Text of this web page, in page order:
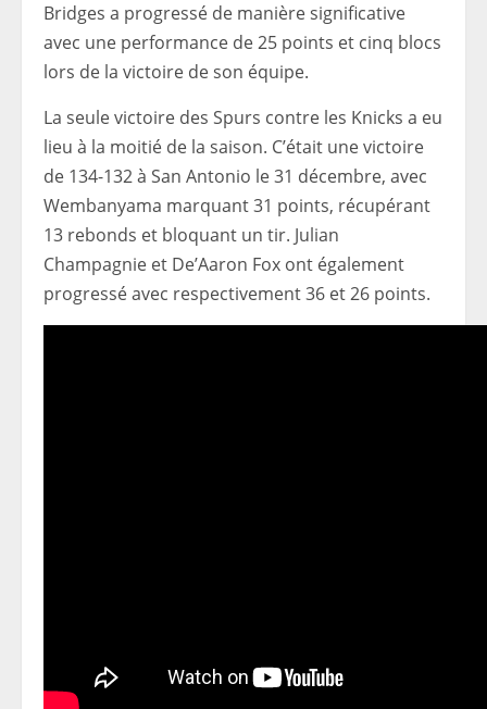
Bridges a progressé de manière significative
avec une performance de 25 points et cinq blocs
lors de la victoire de son équipe.
La seule victoire des Spurs contre les Knicks a eu
lieu à la moitié de la saison. C’était une victoire
de 134-132 à San Antonio le 31 décembre, avec
Wembanyama marquant 31 points, récupérant
13 rebonds et bloquant un tir. Julian
Champagnie et De’Aaron Fox ont également
progressé avec respectivement 36 et 26 points.